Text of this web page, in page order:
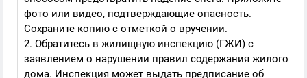
фото или видео, подтверждающие опасность.
Сохраните копию с отметкой о вручении.
2. Обратитесь в жилищную инспекцию (ГЖИ) с
заявлением о нарушении правил содержания жилого
дома. Инспекция может выдать предписание об